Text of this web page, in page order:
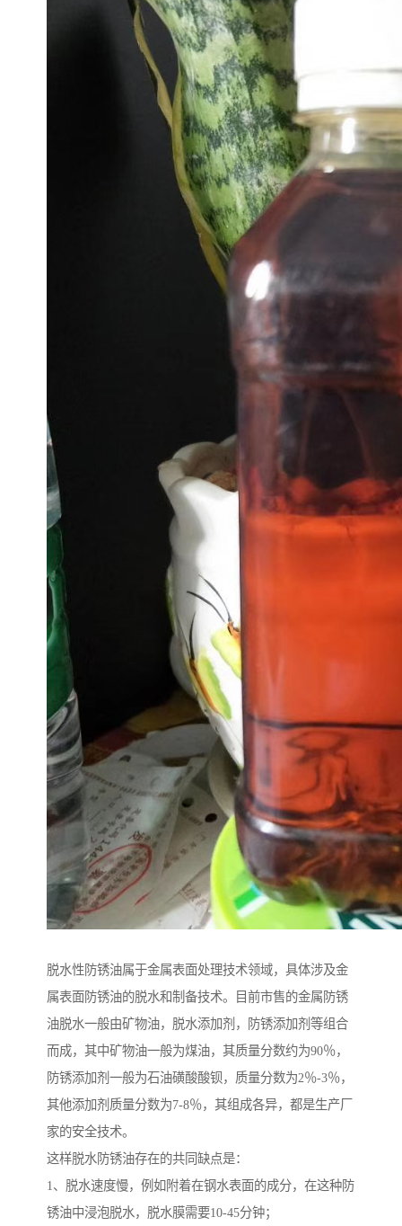
脱水性防锈油属于金属表面处理技术领域，具体涉及金
属表面防锈油的脱水和制备技术。目前市售的金属防锈
油脱水一般由矿物油，脱水添加剂，防锈添加剂等组合
而成，其中矿物油一般为煤油，其质量分数约为90％，
防锈添加剂一般为石油磺酸酸钡，质量分数为2％-3％，
其他添加剂质量分数为7-8％，其组成各异，都是生产厂
家的安全技术。
这样脱水防锈油存在的共同缺点是：
1、脱水速度慢，例如附着在钢水表面的成分，在这种防
锈油中浸泡脱水，脱水膜需要10-45分钟；